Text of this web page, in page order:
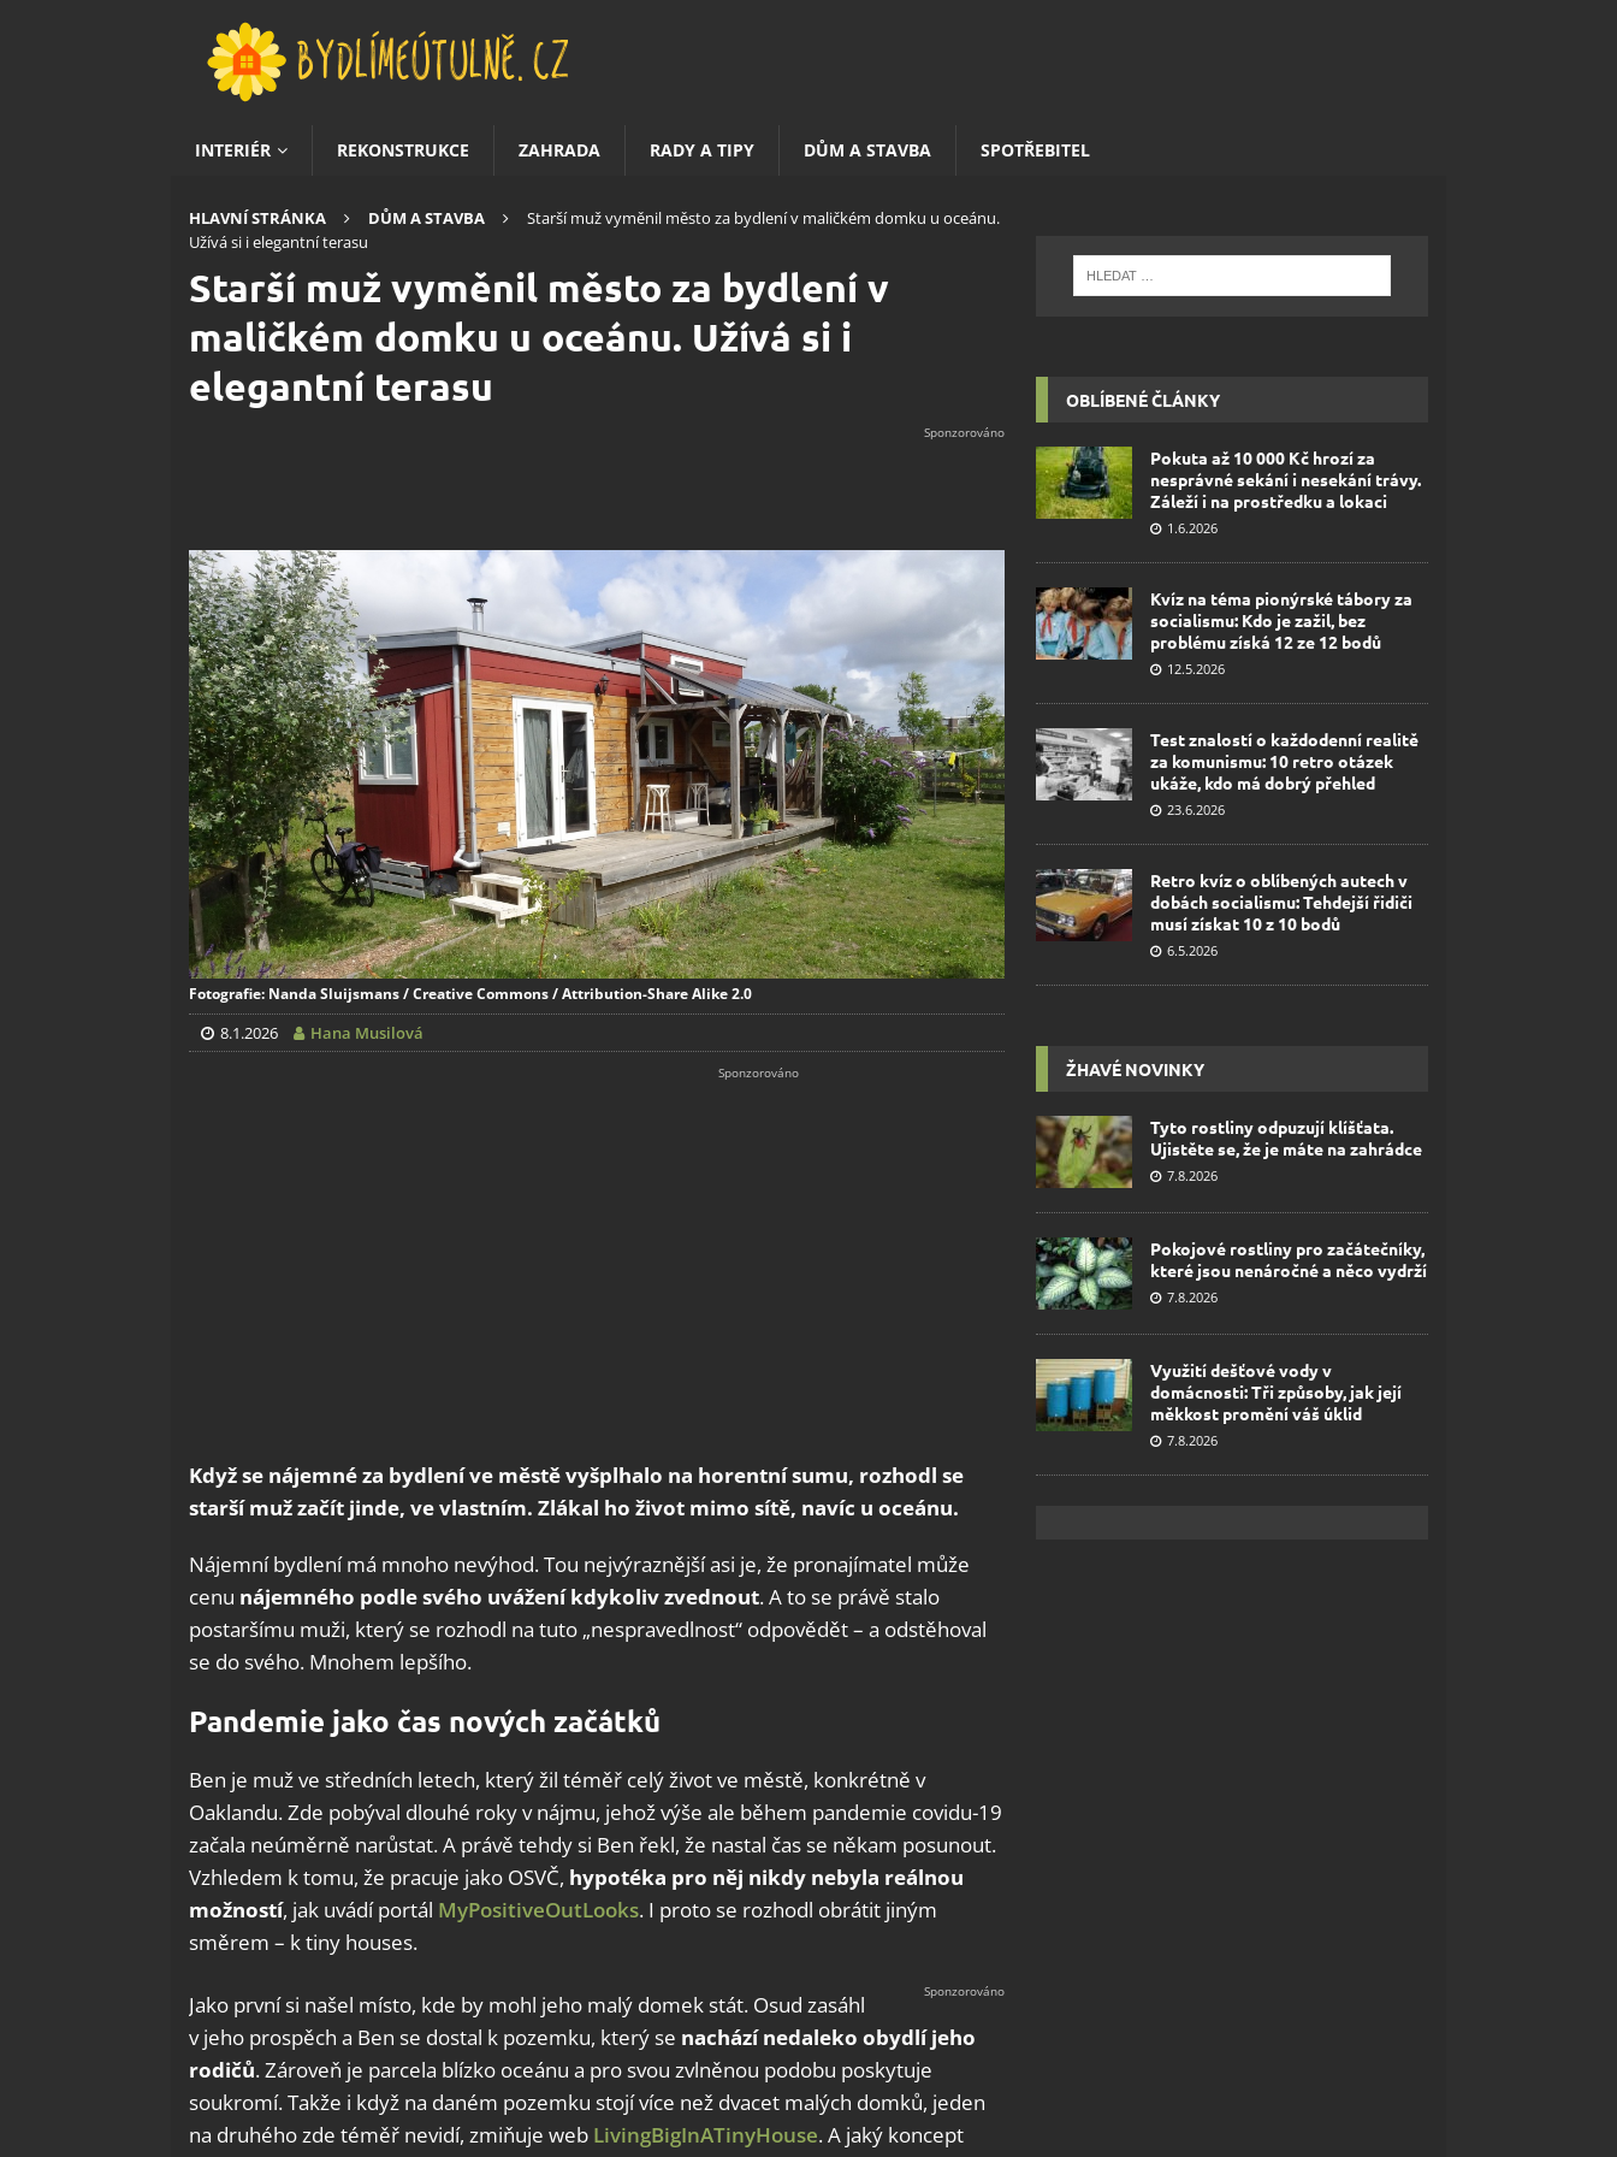
INTERIÉR REKONSTRUKCE ZAHRADA RADY A TIPY DŮM A STAVBA SPOTŘEBITEL
HLAVNÍ STRÁNKA DŮM A STAVBA
Starší muž vyměnil město za bydlení v maličkém domku u oceánu.
Užívá si i elegantní terasu
Starší muž vyměnil město za bydlení v
maličkém domku u oceánu. Užívá si i
elegantní terasu
Fotografie: Nanda Sluijsmans / Creative Commons / Attribution-Share Alike 2.0
8.1.2026 Hana Musilová
Když se nájemné za bydlení ve městě vyšplhalo na horentní sumu, rozhodl se
starší muž začít jinde, ve vlastním. Zlákal ho život mimo sítě, navíc u oceánu.
Nájemní bydlení má mnoho nevýhod. Tou nejvýraznější asi je, že pronajímatel může
cenu nájemného podle svého uvážení kdykoliv zvednout. A to se právě stalo
postaršímu muži, který se rozhodl na tuto „nespravedlnost“ odpovědět – a odstěhoval
se do svého. Mnohem lepšího.
Pandemie jako čas nových začátků
Ben je muž ve středních letech, který žil téměř celý život ve městě, konkrétně v
Oaklandu. Zde pobýval dlouhé roky v nájmu, jehož výše ale během pandemie covidu-19
začala neúměrně narůstat. A právě tehdy si Ben řekl, že nastal čas se někam posunout.
Vzhledem k tomu, že pracuje jako OSVČ, hypotéka pro něj nikdy nebyla reálnou
možností, jak uvádí portál MyPositiveOutLooks. I proto se rozhodl obrátit jiným
směrem – k tiny houses.
Jako první si našel místo, kde by mohl jeho malý domek stát. Osud zasáhl
v jeho prospěch a Ben se dostal k pozemku, který se nachází nedaleko obydlí jeho
rodičů. Zároveň je parcela blízko oceánu a pro svou zvlněnou podobu poskytuje
soukromí. Takže i když na daném pozemku stojí více než dvacet malých domků, jeden
na druhého zde téměř nevidí, zmiňuje web LivingBigInATinyHouse. A jaký koncept
OBLÍBENÉ ČLÁNKY
Pokuta až 10 000 Kč hrozí za
nesprávné sekání i nesekání trávy.
Záleží i na prostředku a lokaci
1.6.2026
Kvíz na téma pionýrské tábory za
socialismu: Kdo je zažil, bez
problému získá 12 ze 12 bodů
12.5.2026
Test znalostí o každodenní realitě
za komunismu: 10 retro otázek
ukáže, kdo má dobrý přehled
23.6.2026
Retro kvíz o oblíbených autech v
dobách socialismu: Tehdejší řidiči
musí získat 10 z 10 bodů
6.5.2026
ŽHAVÉ NOVINKY
Tyto rostliny odpuzují klíšťata.
Ujistěte se, že je máte na zahrádce
7.8.2026
Pokojové rostliny pro začátečníky,
které jsou nenáročné a něco vydrží
7.8.2026
Využití dešťové vody v
domácnosti: Tři způsoby, jak její
měkkost promění váš úklid
7.8.2026